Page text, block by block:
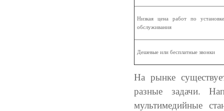
Низкая цена работ по
обслуживания
Дешевые или бесплатные звонки
На рынке
разные задачи.
мультимедийные